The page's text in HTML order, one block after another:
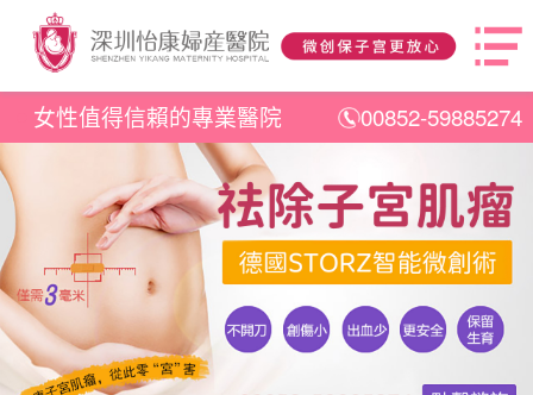
女性值得信賴的專業醫院 00852-59885274